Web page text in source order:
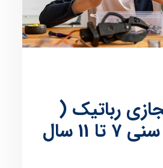
رباتیک (
ویژه گروه سنی 7 تا 11 سال